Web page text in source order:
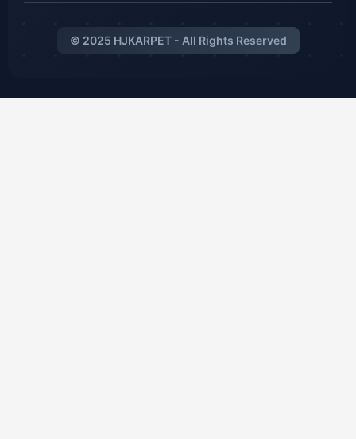
© 2025 HJKARPET - All Rights Reserved